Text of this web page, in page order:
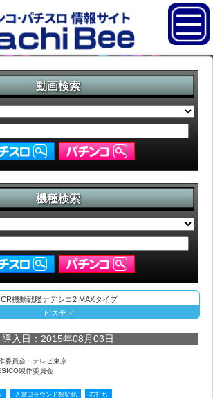
動画検索
機種検索
CR機動戦艦ナデシコ2 MAXタイプ
ビスティ
導入日：2015年08月03日
委員会・テレビ東京
製作委員会
入賞口ラウンド数変化 右打ち